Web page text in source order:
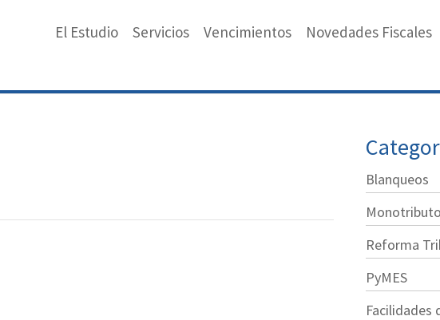
El Estudio Servicios Vencimientos Novedades Fiscales
Blanqueos
Monotributo
Reforma
PyMES
Facilidades